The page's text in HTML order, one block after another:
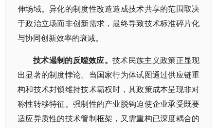
伸场域。异化的制度性改造造成技术共享的范围取决
于政治立场而非创新需求，最终导致技术标准碎片化
与协同创新效率的衰减。
技术遏制的反噬效应。技术民族主义政策正显现
出显著的制度悖论。当国家行为体试图通过供应链重
构和技术封锁维持技术霸权时，其政策成本呈现非对
称性转移特征。强制性的产业脱钩迫使企业承受既要
适应异质性的技术管制框架，又需重构已深度耦合的